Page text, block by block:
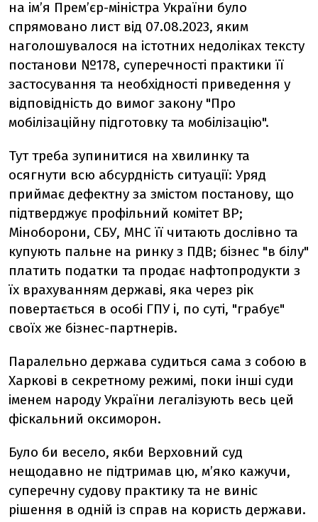
на ім’я Прем’єр-міністра України було
спрямовано лист від 07.08.2023, яким
наголошувалося на істотних недоліках тексту
постанови №178, суперечності практики її
застосування та необхідності приведення у
відповідність до вимог закону "Про
мобілізаційну підготовку та мобілізацію".
Тут треба зупинитися на хвилинку та
осягнути всю абсурдність ситуації: Уряд
приймає дефектну за змістом постанову, що
підтверджує профільний комітет ВР;
Міноборони, СБУ, МНС її читають дослівно та
купують пальне на ринку з ПДВ; бізнес "в білу"
платить податки та продає нафтопродукти з
їх врахуванням державі, яка через рік
повертається в особі ГПУ і, по суті, "грабує"
своїх же бізнес-партнерів.
Паралельно держава судиться сама з собою в
Харкові в секретному режимі, поки інші суди
іменем народу України легалізують весь цей
фіскальний оксиморон.
Було би весело, якби Верховний суд
нещодавно не підтримав цю, м’яко кажучи,
суперечну судову практику та не виніс
рішення в одній із справ на користь держави.